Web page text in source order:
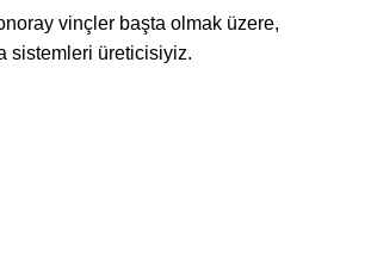
vinçler başta olmak üzere,
sistemleri üreticisiyiz.